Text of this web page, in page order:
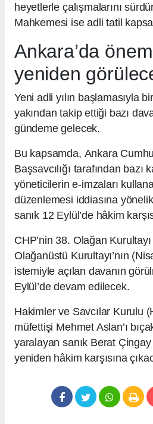
heyetlerle çalışmalarını
Mahkemesi ise adli tatil
Ankara’da
yeniden
Yeni adli yılın başlamasıyla
yakından takip ettiği bazı
gündeme gelecek.
Bu kapsamda, Ankara
Başsavcılığı tarafından bazı
yöneticilerin e-imzaları
düzenlemesi iddiasına
sanık 12 Eylül’de hâkim
CHP’nin 38. Olağan
Olağanüstü Kurultayı’nın
istemiyle açılan davanın
Eylül’de devam edilecek.
Hakimler ve Savcılar Kurulu
müfettişi Mehmet Aslan’ı
yaralayan sanık Berat
yeniden hâkim karşısına